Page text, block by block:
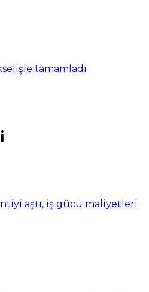
tamamladı
aştı, iş gücü maliyetleri